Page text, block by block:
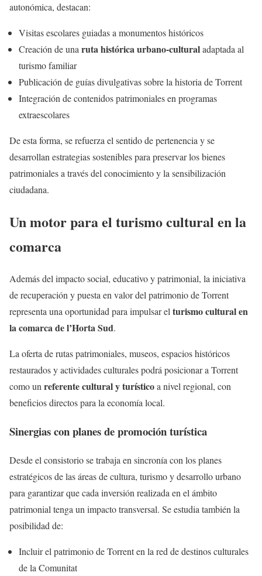
autonómica, destacan:
Visitas escolares guiadas a monumentos históricos
Creación de unaruta histórica urbano-culturaladaptada al
turismo familiar
Publicación de guías divulgativas sobre la historia de Torrent
Integración de contenidos patrimoniales en programas
extraescolares
De esta forma, se refuerza el sentido de pertenencia y se
desarrollan estrategias sostenibles para preservar los bienes
patrimoniales a través del conocimiento y la sensibilización
ciudadana.
Un motor para el turismo cultural en la
comarca
Además del impacto social, educativo y patrimonial, la iniciativa
de recuperación y puesta en valor del patrimonio de Torrent
representa una oportunidad para impulsar el turismo cultural en
la comarca de l’Horta Sud.
La oferta de rutas patrimoniales, museos, espacios históricos
restaurados y actividades culturales podrá posicionar a Torrent
como un referente cultural y turísticoa nivel regional, con
beneficios directos para la economía local.
Sinergias con planes de promoción turística
Desde el consistorio se trabaja en sincronía con los planes
estratégicos de las áreas de cultura, turismo y desarrollo urbano
para garantizar que cada inversión realizada en el ámbito
patrimonial tenga un impacto transversal. Se estudia también la
posibilidad de:
Incluir el patrimonio de Torrent en la red de destinos culturales
de la Comunitat